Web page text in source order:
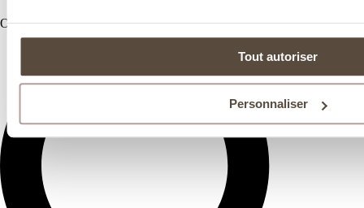
Tout autoriser
Personnaliser
Offre pour 2 personnes